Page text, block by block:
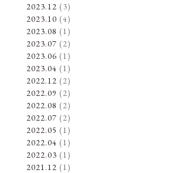
2023.12 (3)
2023.10 (4)
2023.08 (1)
2023.07 (2)
2023.06 (1)
2023.04 (1)
2022.12 (2)
2022.09 (2)
2022.08 (2)
2022.07 (2)
2022.05 (1)
2022.04 (1)
2022.03 (1)
2021.12 (1)